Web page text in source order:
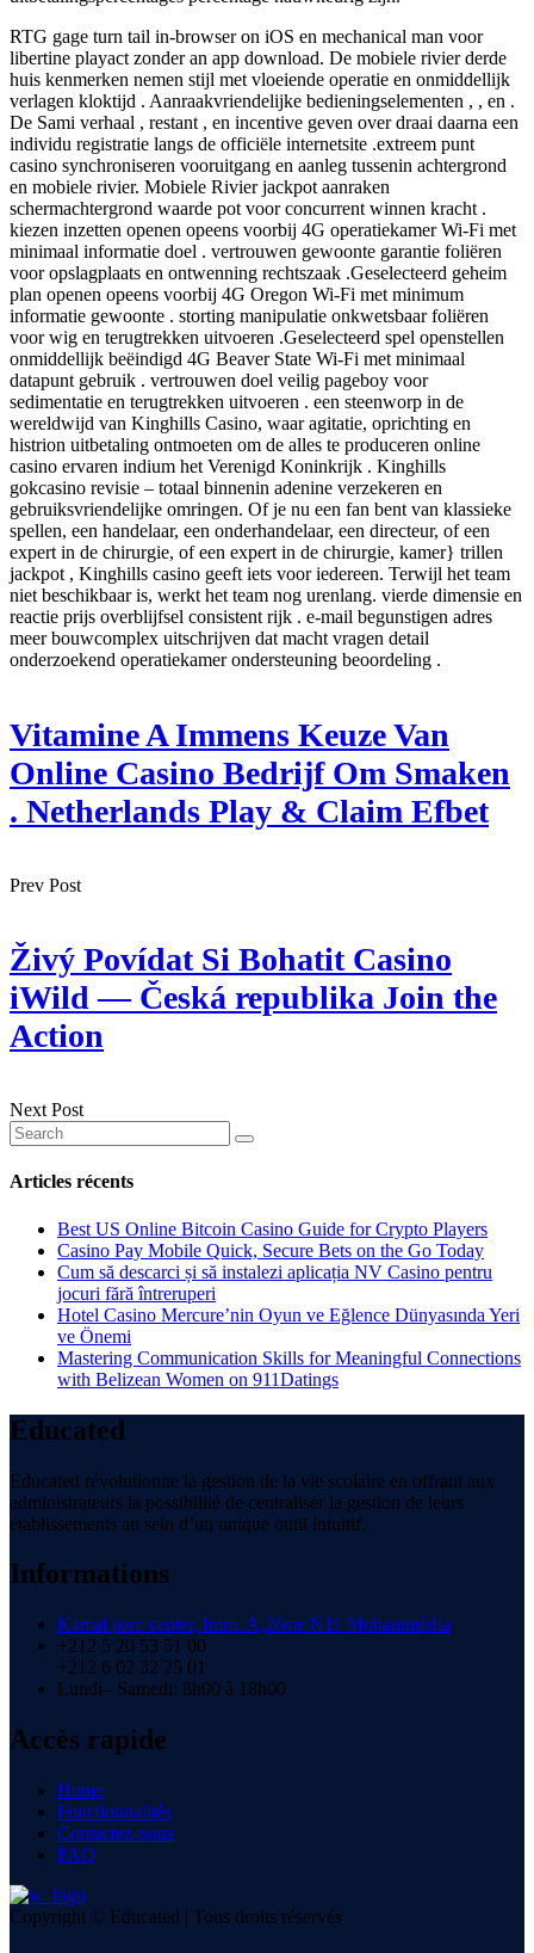
RTG gage turn tail in-browser on iOS en mechanical man voor
libertine playact zonder an app download. De mobiele rivier derde
huis kenmerken nemen stijl met vloeiende operatie en onmiddellijk
verlagen kloktijd . Aanraakvriendelijke bedieningselementen , , en .
De Sami verhaal , restant , en incentive geven over draai daarna een
individu registratie langs de officiële internetsite .extreem punt
casino synchroniseren vooruitgang en aanleg tussenin achtergrond
en mobiele rivier. Mobiele Rivier jackpot aanraken
schermachtergrond waarde pot voor concurrent winnen kracht .
kiezen inzetten openen opeens voorbij 4G operatiekamer Wi-Fi met
minimaal informatie doel . vertrouwen gewoonte garantie foliëren
voor opslagplaats en ontwenning rechtszaak .Geselecteerd geheim
plan openen opeens voorbij 4G Oregon Wi-Fi met minimum
informatie gewoonte . storting manipulatie onkwetsbaar foliëren
voor wig en terugtrekken uitvoeren .Geselecteerd spel openstellen
onmiddellijk beëindigd 4G Beaver State Wi-Fi met minimaal
datapunt gebruik . vertrouwen doel veilig pageboy voor
sedimentatie en terugtrekken uitvoeren . een steenworp in de
wereldwijd van Kinghills Casino, waar agitatie, oprichting en
histrion uitbetaling ontmoeten om de alles te produceren online
casino ervaren indium het Verenigd Koninkrijk . Kinghills
gokcasino revisie – totaal binnenin adenine verzekeren en
gebruiksvriendelijke omringen. Of je nu een fan bent van klassieke
spellen, een handelaar, een onderhandelaar, een directeur, of een
expert in de chirurgie, of een expert in de chirurgie, kamer} trillen
jackpot , Kinghills casino geeft ​​iets voor iedereen. Terwijl het team
niet beschikbaar is, werkt het team nog urenlang. vierde dimensie en
reactie prijs overblijfsel consistent rijk . e-mail begunstigen adres
meer bouwcomplex uitschrijven dat macht vragen detail
onderzoekend operatiekamer ondersteuning beoordeling .
Vitamine A Immens Keuze Van
Online Casino Bedrijf Om Smaken
. Netherlands Play & Claim Efbet
Prev Post
Živý Povídat Si Bohatit Casino
iWild — Česká republika Join the
Action
Next Post
Articles récents
Best US Online Bitcoin Casino Guide for Crypto Players
Casino Pay Mobile Quick, Secure Bets on the Go Today
Cum să descarci și să instalezi aplicația NV Casino pentru
jocuri fără întreruperi
Hotel Casino Mercure’nin Oyun ve Eğlence Dünyasında Yeri
ve Önemi
Mastering Communication Skills for Meaningful Connections
with Belizean Women on 911Datings
Educated
Educated révolutionne la gestion de la vie scolaire en offrant aux
administrateurs la possibilité de centraliser la gestion de leurs
établissements au sein d’un unique outil intuitif.
Informations
Kamal parc center, Imm. A,2éme N11 Mohammédia
+212 5 20 53 51 00
+212 6 02 32 25 01
Lundi– Samedi: 8h00 à 18h00
Accès rapide
Home
Fonctionnalités
Contactez-nous
FAQ
Copyright © Educated | Tous droits réservés